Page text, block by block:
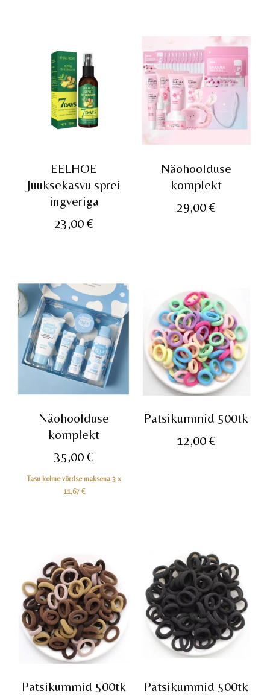
EELHOE
Juuksekasvu sprei
ingveriga
23,00€
Näohoolduse
komplekt
29,00 €
Näohoolduse
komplekt
35,00€
Tasu kolme võrdse maksena 3 x
11,67 €
Patsikummid 500tk
12,00 €
Patsikummid 500tk Patsikummid 500tk